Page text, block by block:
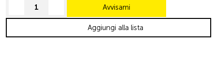
decrease quantityincrease quantityAvvisami
Aggiungi alla lista